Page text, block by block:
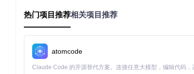
第二步：智能配置"定制方案"
导入硬件报告后，系统会自动推荐最佳配置方案。你可
核心配置项包括：
热门项目推荐相关项目推荐
atomcode